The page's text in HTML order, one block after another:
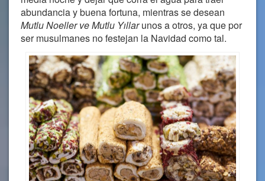
abundancia y buena fortuna, mientras se desean
Mutlu Noeller ve Mutlu Yıllarunos a otros, ya que por
ser musulmanes no festejan la Navidad como tal.